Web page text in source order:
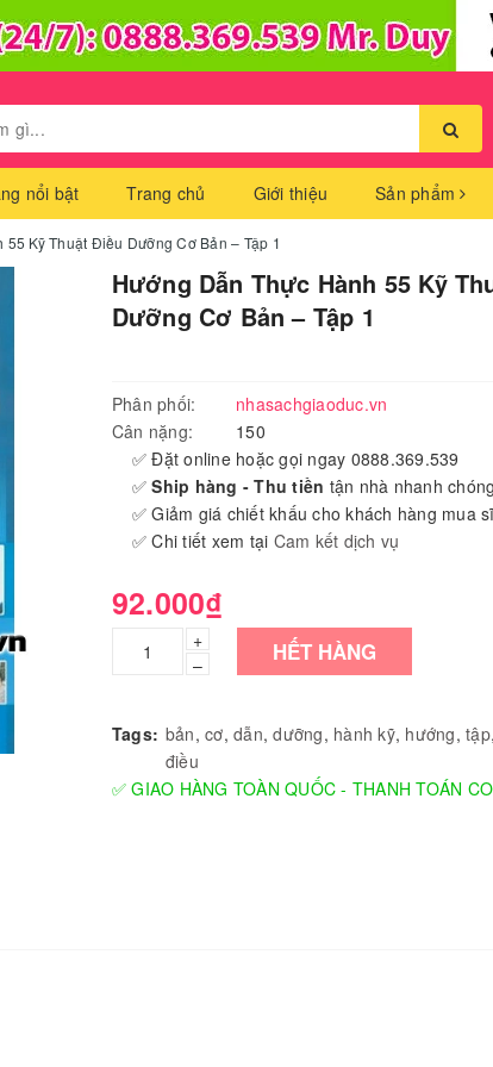
nổi bật Trang chủ Giới thiệu Sản phẩm
55 Kỹ Thuật Điều Dưỡng Cơ Bản – Tập 1
Hướng Dẫn Thực Hành 55 Kỹ
Dưỡng Cơ Bản – Tập 1
Phân phối:
nhasachgiaoduc.vn
Cân nặng:
150
✅ Đặt online hoặc gọi ngay 0888.369.539
✅Ship hàng - Thu tiền tận nhà nhanh chóng
✅ Giảm giá chiết khấu cho khách hàng mua sĩ
✅ Chi tiết xem tại Cam kết dịch vụ
92.000₫
+
–
HẾT HÀNG
Tags: bản, cơ, dẫn,dưỡng, hành kỹ, hướng, tập
điều
✅ GIAO HÀNG TOÀN QUỐC - THANH TOÁN